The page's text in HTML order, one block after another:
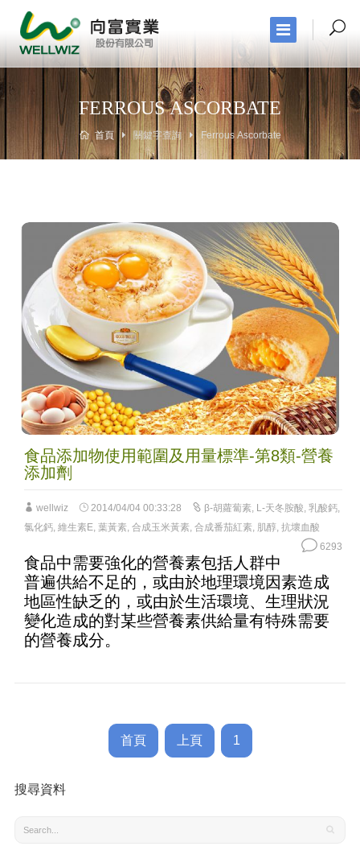
FERROUS ASCORBATE
首頁 關鍵字查詢 Ferrous Ascorbate
食品添加物使用範圍及用量標準-第8類-營養
添加劑
wellwiz 2014/04/04 00:33:28 β-胡蘿蔔素, L-天冬胺酸, 乳酸鈣,
氯化鈣, 維生素E, 葉黃素, 合成玉米黃素, 合成番茄紅素, 肌醇, 抗壞血酸
6293
食品中需要強化的營養素包括人群中
普遍供給不足的，或由於地理環境因素造成
地區性缺乏的，或由於生活環境、生理狀況
變化造成的對某些營養素供給量有特殊需要
的營養成分。
首頁 上頁 1
搜尋資料